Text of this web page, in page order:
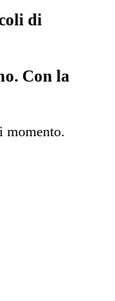
di
Con la
momento.